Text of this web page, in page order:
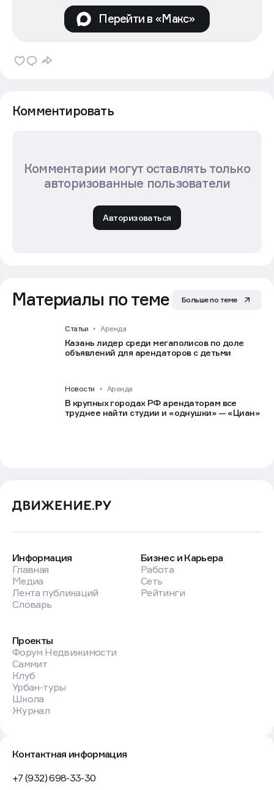
Перейти в «Макс»
Комментировать
Комментарии могут оставлять только
авторизованные пользователи
Авторизоваться
Материалы по теме Больше по теме
Статьи Аренда
Казань лидер среди мегаполисов по доле
объявлений для арендаторов с детьми
Новости Аренда
В крупных городах РФ арендаторам все
труднее найти студии и «однушки» — «Циан»
Информация
Главная
Медиа
Лента публикаций
Словарь
Бизнес и Карьера
Работа
Сеть
Рейтинги
Проекты
Форум Недвижимости
Саммит
Клуб
Урбан-туры
Школа
Журнал
Контактная информация
+7 (932) 698-33-30